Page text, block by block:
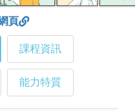
系統
頁
課程資訊
能力特質